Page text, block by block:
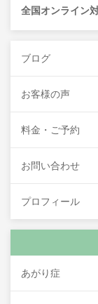
全国オンライン
ブログ
お客様の声
料金・ご予約
お問い合わせ
プロフィール
あがり症